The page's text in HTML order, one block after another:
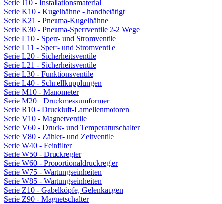
Serie J10 - Installationsmaterial
Serie K10 - Kugelhähne - handbetätigt
Serie K21 - Pneuma-Kugelhähne
Serie K30 - Pneuma-Sperrventile 2-2 Wege
Serie L10 - Sperr- und Stromventile
Serie L11 - Sperr- und Stromventile
Serie L20 - Sicherheitsventile
Serie L21 - Sicherheitsventile
Serie L30 - Funktionsventile
Serie L40 - Schnellkupplungen
Serie M10 - Manometer
Serie M20 - Druckmessumformer
Serie R10 - Druckluft-Lamellenmotoren
Serie V10 - Magnetventile
Serie V60 - Druck- und Temperaturschalter
Serie V80 - Zähler- und Zeitventile
Serie W40 - Feinfilter
Serie W50 - Druckregler
Serie W60 - Proportionaldruckregler
Serie W75 - Wartungseinheiten
Serie W85 - Wartungseinheiten
Serie Z10 - Gabelköpfe, Gelenkaugen
Serie Z90 - Magnetschalter